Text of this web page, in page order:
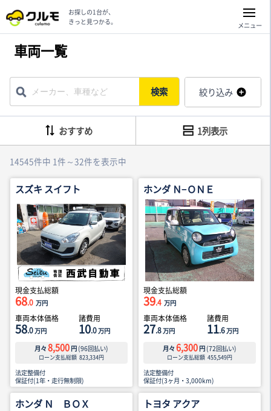
お探しの1台が、
きっと見つかる。
メニュー
車両一覧
検索 絞り込み
14545件中 1件～32件を表示中
おすすめ 1列表示
スズキ スイフト
現金支払総額
68.0 万円
車両本体価格
58.0万円
諸費用
10.0万円
月々 8,500 円 (96回払い)
ローン支払総額 823,334円
法定整備付
保証付(1年・走行無制限)
ホンダ Ｎ−ＯＮＥ
現金支払総額
39.4 万円
車両本体価格
27.8万円
諸費用
11.6万円
月々 6,300 円 (72回払い)
ローン支払総額 455,549円
法定整備付
保証付(3ヶ月・3,000km)
ホンダ Ｎ ＢＯＸ トヨタ アクア